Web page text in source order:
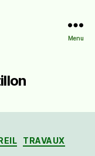
Menu
TRAVAUX